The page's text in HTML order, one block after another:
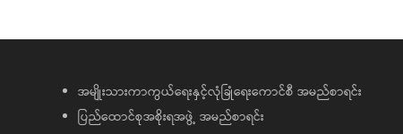
အမျိုးသားကာကွယ်ရေးနှင့်လုံခြုံရေးကောင်စီ အမည်စာရင်း
ပြည်ထောင်စုအစိုးရအဖွဲ့ အမည်စာရင်း